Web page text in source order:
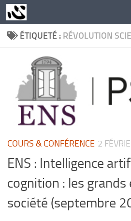
Skip to content
ÉTIQUETÉ : RÉVOLUTION
COURS & CONFÉRENCE 2
ENS : Intelligence
cognition : les grands
société (septembre